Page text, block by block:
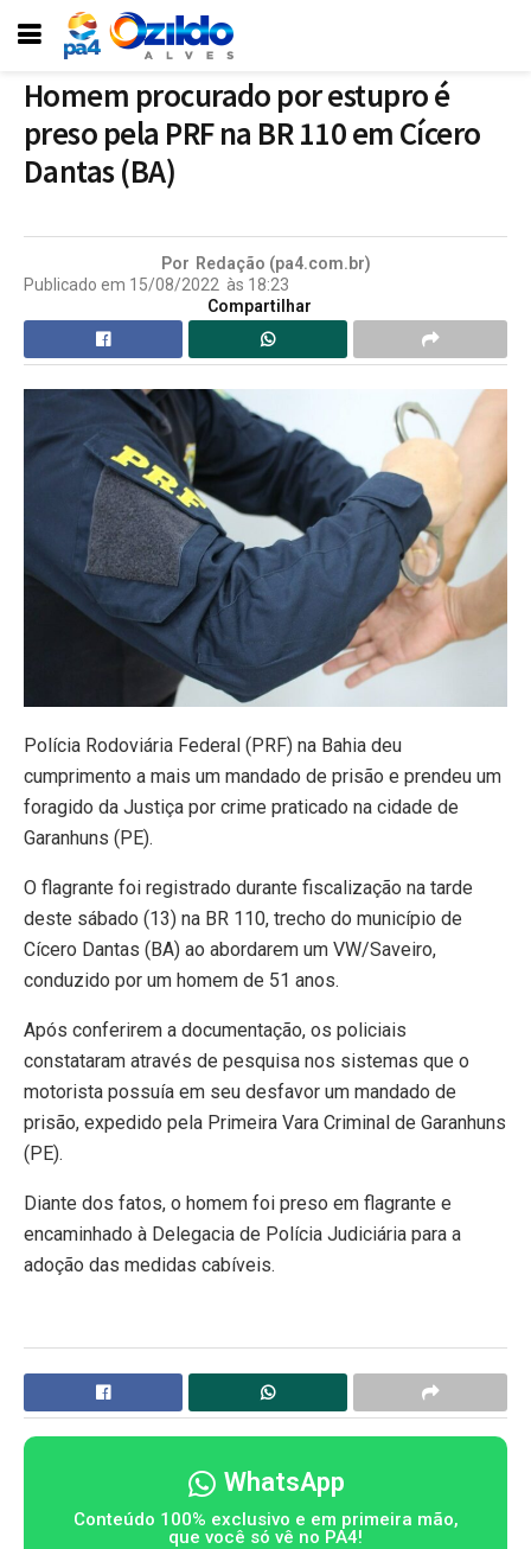
Homem procurado por estupro é
preso pela PRF na BR 110 em Cícero
Dantas (BA)
Por Redação (pa4.com.br)
Publicado em 15/08/2022 às 18:23
Compartilhar
Polícia Rodoviária Federal (PRF) na Bahia deu
cumprimento a mais um mandado de prisão e prendeu um
foragido da Justiça por crime praticado na cidade de
Garanhuns (PE).
O flagrante foi registrado durante fiscalização na tarde
deste sábado (13) na BR 110, trecho do município de
Cícero Dantas (BA) ao abordarem um VW/Saveiro,
conduzido por um homem de 51 anos.
Após conferirem a documentação, os policiais
constataram através de pesquisa nos sistemas que o
motorista possuía em seu desfavor um mandado de
prisão, expedido pela Primeira Vara Criminal de Garanhuns
(PE).
Diante dos fatos, o homem foi preso em flagrante e
encaminhado à Delegacia de Polícia Judiciária para a
adoção das medidas cabíveis.
WhatsApp
Conteúdo 100% exclusivo e em primeira mão,
que você só vê no PA4!